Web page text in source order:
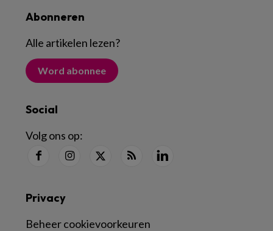
Abonneren
Alle artikelen lezen?
Word abonnee
Social
Volg ons op:
Privacy
Beheer cookievoorkeuren